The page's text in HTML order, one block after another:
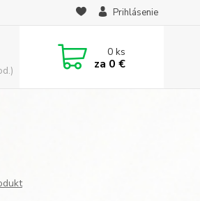
Prihlásenie
0ks
za 0 €